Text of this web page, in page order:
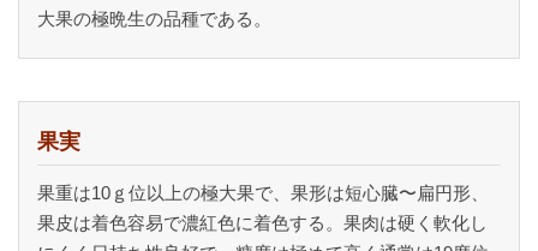
大果の極晩生の品種である。
果実
果重は10ｇ位以上の極大果で、果形は短心臓〜扁円形、
果皮は着色容易で濃紅色に着色する。果肉は硬く軟化し